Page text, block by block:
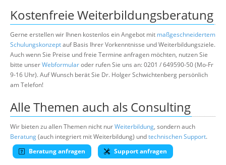
Kostenfreie Weiterbildungsberatung
Gerne erstellen wir Ihnen kostenlos ein Angebot mit maßgeschneidertem
Schulungskonzeptauf Basis Ihrer Vorkenntnisse und Weiterbildungsziele.
Auch wenn Sie Preise und freie Termine anfragen möchten, nutzen Sie
bitte unserWebformularoder rufen Sie uns an: 0201 / 649590-50 (Mo-Fr
9-16 Uhr). Auf Wunsch berät Sie Dr. Holger Schwichtenberg persönlich
am Telefon!
Alle Themen auch als Consulting
Wir bieten zu allen Themen nicht nurWeiterbildung, sondern auch
Beratung(auch integriert mit Weiterbildung) undtechnischen Support.
Beratung anfragen
Support anfragen